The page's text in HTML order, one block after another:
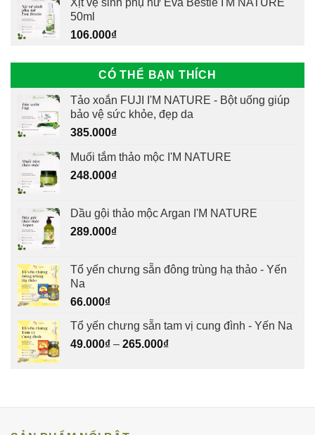
50ml
106.000₫
CÓ THỂ BẠN THÍCH
Tảo xoắn FUJI I'M NATURE - Bột uống giúp
bảo vệ sức khỏe, đẹp da
385.000₫
Muối tắm thảo mộc I'M NATURE
248.000₫
Dầu gội thảo mộc Argan I'M NATURE
289.000₫
Tổ yến chưng sẵn đông trùng hạ thảo - Yến
Na
66.000₫
Tổ yến chưng sẵn tam vị cung đình - Yến Na
49.000₫ – 265.000₫